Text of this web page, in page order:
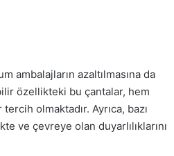
ambalajların azaltılmasına da
özellikteki bu çantalar, hem
olmaktadır. Ayrıca, bazı
ve çevreye olan duyarlılıklarını